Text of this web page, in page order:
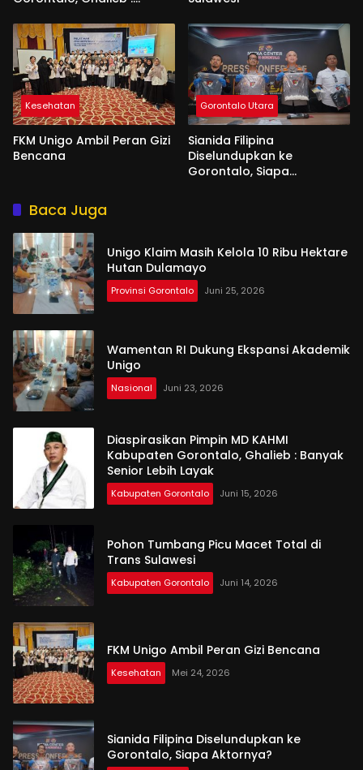
Kesehatan
FKM Unigo Ambil Peran Gizi
Bencana
Gorontalo Utara
Sianida Filipina
Diselundupkan ke
Gorontalo, Siapa
Baca Juga
Unigo Klaim Masih Kelola 10 Ribu Hektare
Hutan Dulamayo
Provinsi Gorontalo Juni 25, 2026
Wamentan RI Dukung Ekspansi Akademik
Unigo
Nasional Juni 23, 2026
Diaspirasikan Pimpin MD KAHMI
Kabupaten Gorontalo, Ghalieb : Banyak
Senior Lebih Layak
Kabupaten Gorontalo Juni 15, 2026
Pohon Tumbang Picu Macet Total di
Trans Sulawesi
Kabupaten Gorontalo Juni 14, 2026
FKM Unigo Ambil Peran Gizi Bencana
Kesehatan Mei 24, 2026
Sianida Filipina Diselundupkan ke
Gorontalo, Siapa Aktornya?